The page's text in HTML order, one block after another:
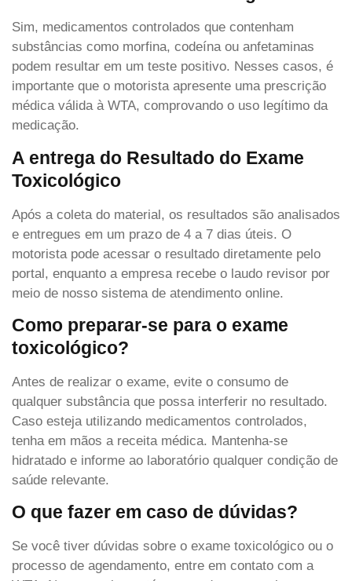
Sim, medicamentos controlados que contenham
substâncias como morfina, codeína ou anfetaminas
podem resultar em um teste positivo. Nesses casos, é
importante que o motorista apresente uma prescrição
médica válida à WTA, comprovando o uso legítimo da
medicação.
A entrega do Resultado do Exame
Toxicológico
Após a coleta do material, os resultados são analisados
e entregues em um prazo de 4 a 7 dias úteis. O
motorista pode acessar o resultado diretamente pelo
portal, enquanto a empresa recebe o laudo revisor por
meio de nosso sistema de atendimento online.
Como preparar-se para o exame
toxicológico?
Antes de realizar o exame, evite o consumo de
qualquer substância que possa interferir no resultado.
Caso esteja utilizando medicamentos controlados,
tenha em mãos a receita médica. Mantenha-se
hidratado e informe ao laboratório qualquer condição de
saúde relevante.
O que fazer em caso de dúvidas?
Se você tiver dúvidas sobre o exame toxicológico ou o
processo de agendamento, entre em contato com a